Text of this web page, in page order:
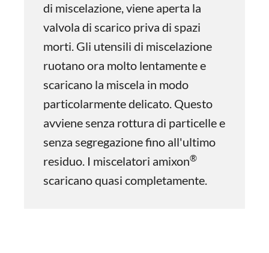
di miscelazione, viene aperta la
valvola di scarico priva di spazi
morti. Gli utensili di miscelazione
ruotano ora molto lentamente e
scaricano la miscela in modo
particolarmente delicato. Questo
avviene senza rottura di particelle e
senza segregazione fino all'ultimo
residuo. I miscelatori amixon®
scaricano quasi completamente.